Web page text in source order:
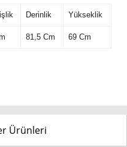
Derinlik Yükseklik
81,5 Cm 69 Cm
Ürünleri